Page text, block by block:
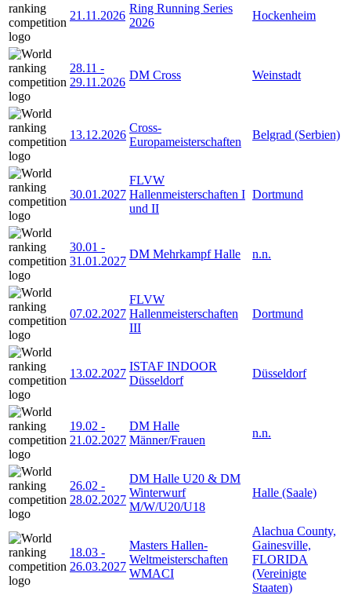
21.11.2026
Ring Running Series
2026
Hockenheim
28.11 -
29.11.2026
DM Cross Weinstadt
13.12.2026
Cross-
Europameisterschaften
Belgrad (Serbien)
30.01.2027
FLVW
Hallenmeisterschaften I
und II
Dortmund
30.01 -
31.01.2027
DM Mehrkampf Halle n.n.
07.02.2027
FLVW
Hallenmeisterschaften
III
Dortmund
13.02.2027
ISTAF INDOOR
Düsseldorf
Düsseldorf
19.02 -
21.02.2027
DM Halle
Männer/Frauen
n.n.
26.02 -
28.02.2027
DM Halle U20 & DM
Winterwurf
M/W/U20/U18
Halle (Saale)
18.03 -
26.03.2027
Masters Hallen-
Weltmeisterschaften
WMACI
Alachua County,
Gainesville,
FLORIDA
(Vereinigte
Staaten)